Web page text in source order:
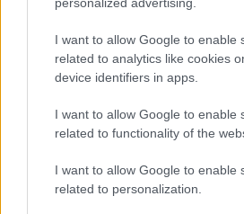
I want to allow Google to enable
related to analytics like cookies
device identifiers in apps.
I want to allow Google to enable
related to functionality of the
I want to allow Google to enable
related to personalization.
Mindeközben a Telex szerint
honvédség Embraer KC-390
felszállt Kecskemétről, majd
megérkezett Líbia partjaihoz.
A hírre röviden reagált a